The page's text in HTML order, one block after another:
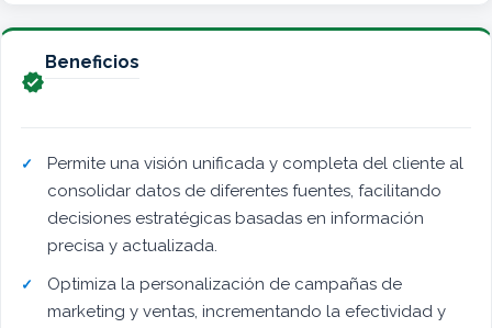

Beneficios
Permite una visión unificada y completa del cliente al
consolidar datos de diferentes fuentes, facilitando
decisiones estratégicas basadas en información
precisa y actualizada.
Optimiza la personalización de campañas de
marketing y ventas, incrementando la efectividad y